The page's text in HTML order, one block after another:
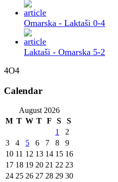
Omarska - Laktaši 0-4
Laktaši - Omarska 5-2
4O4
Calendar
August 2026
M T W T F S S
1
2
3
4 5 6 7 8
9
10 11 12 13 14 15 16
17 18 19 20 21 22 23
24 25 26 27 28 29 30